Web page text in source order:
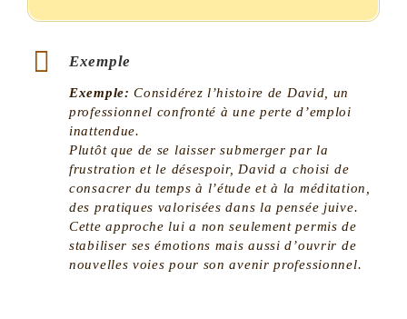
Exemple
Exemple: Considérez l’histoire de David, un
professionnel confronté à une perte d’emploi
inattendue.
Plutôt que de se laisser submerger par la
frustration et le désespoir, David a choisi de
consacrer du temps à l’étude et à la méditation,
des pratiques valorisées dans la pensée juive.
Cette approche lui a non seulement permis de
stabiliser ses émotions mais aussi d’ouvrir de
nouvelles voies pour son avenir professionnel.